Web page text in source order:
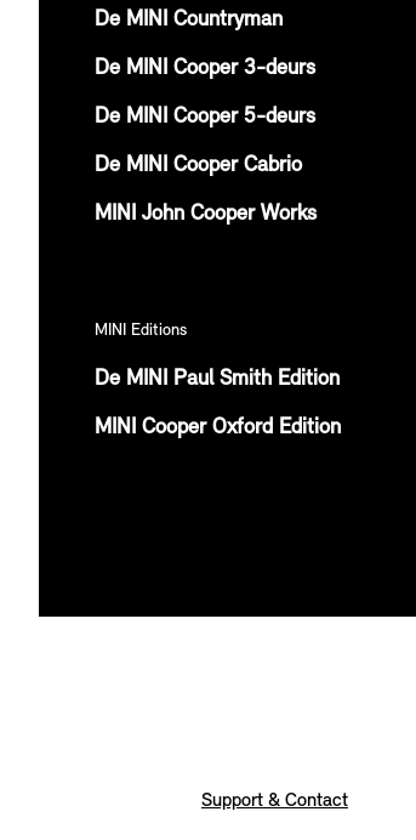
De MINI Countryman
De MINI Cooper 3-deurs
De MINI Cooper 5-deurs
De MINI Cooper Cabrio
MINI John Cooper Works
MINI Editions
De MINI Paul Smith Edition
MINI Cooper Oxford Edition
Support & Contact